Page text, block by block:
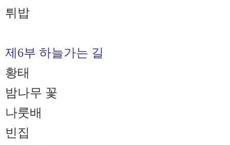
튀밥
제6부 하늘가는 길
황태
밤나무 꽃
나룻배
빈집